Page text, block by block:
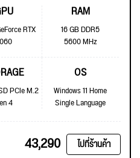
RTX
RAM
16 GB DDR5
5600 MHz
PCIe M.2
4
OS
Windows 11 Home
Single Language
43,290 ไปที่ร้านค้า